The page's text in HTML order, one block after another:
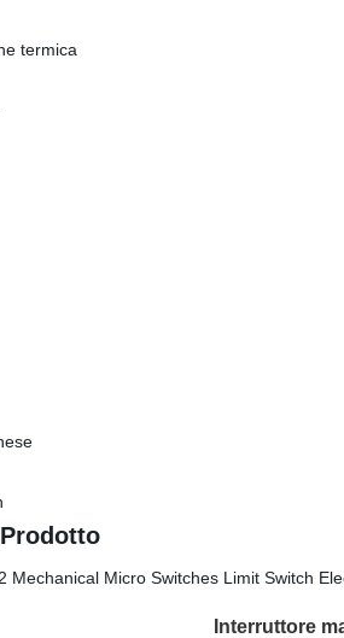
termica
Interruttore